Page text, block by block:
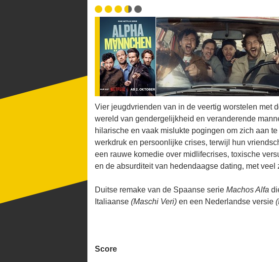
Vier jeugdvrienden van in de veertig worstelen met
wereld van gendergelijkheid en veranderende
hilarische en vaak mislukte pogingen om zich aan
werkdruk en persoonlijke crises, terwijl hun
een rauwe komedie over midlifecrises, toxische
en de absurditeit van hedendaagse dating, met veel
Duitse remake van de Spaanse serie Machos Alfa
Italiaanse (Maschi Veri) en een Nederlandse versie
Score